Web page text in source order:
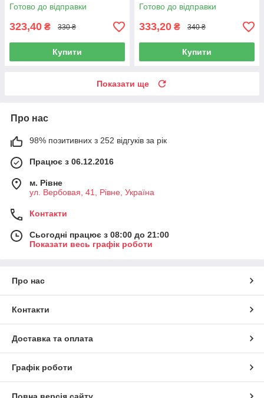
Готово до відправки
323,40 ₴ 330 ₴
Купити
Bilokonskyi
Готово до відправки
333,20 ₴ 340 ₴
Купити
Показати ще
Про нас
98% позитивних з 252 відгуків за рік
Працює з 06.12.2016
м. Рівне
ул. Вербовая, 41, Рівне, Україна
Контакти
Сьогодні працює з 08:00 до 21:00
Показати весь графік роботи
Про нас
Контакти
Доставка та оплата
Графік роботи